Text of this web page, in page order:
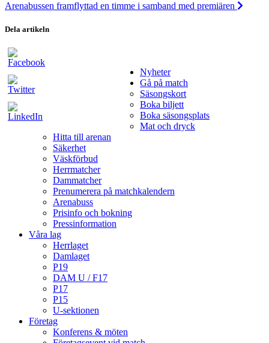
Arenabussen framflyttad en timme i samband med premiären
Dela artikeln
Nyheter
Gå på match
Säsongskort
Boka biljett
Boka säsongsplats
Mat och dryck
Hitta till arenan
Säkerhet
Väskförbud
Herrmatcher
Dammatcher
Prenumerera på matchkalendern
Arenabuss
Prisinfo och bokning
Pressinformation
Våra lag
Herrlaget
Damlaget
P19
DAM U / F17
P17
P15
U-sektionen
Företag
Konferens & möten